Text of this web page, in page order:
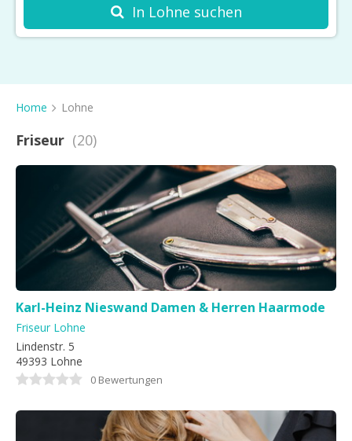
Welche Dienstleistung suchen Sie?
Friseur
Spa
Massage
Haarentfernung
Barbershop
Nagelstudio
Tattoo & Piercing
Sonnenstudio
In Lohne suchen
Home Lohne
Friseur (20)
Karl-Heinz Nieswand Damen & Herren Haarmode
Friseur Lohne
Lindenstr. 5
49393 Lohne
0 Bewertungen